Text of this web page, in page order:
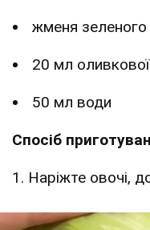
жменя
20 мл оливкової
50 мл води
Спосіб
1. Наріжте овочі,